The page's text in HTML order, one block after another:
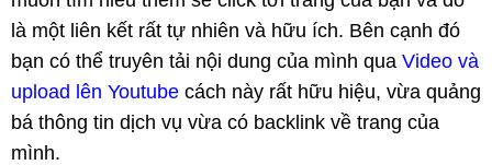
là một liên kết rất tự nhiên và hữu ích. Bên cạnh đó
bạn có thể truyên tải nội dung của mình qua Video và
upload lên Youtube cách này rất hữu hiệu, vừa quảng
bá thông tin dịch vụ vừa có backlink về trang của
mình.